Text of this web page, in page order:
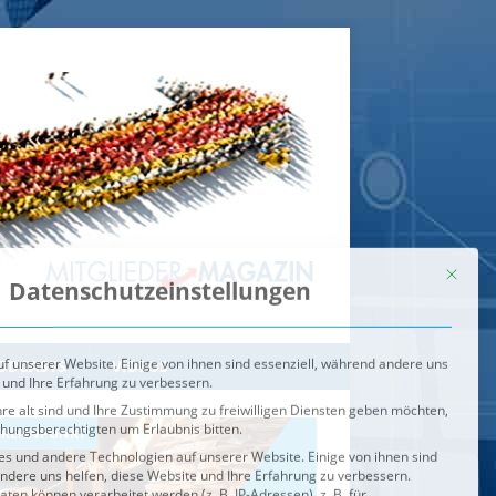
VIDEOS
unserer Website. Einige von ihnen sind essenziell, während andere uns
Ihre Erfahrung zu verbessern.
alt sind und Ihre Zustimmung zu freiwilligen Diensten geben möchten,
um Erlaubnis bitten.
und andere Technologien auf unserer Website. Einige von ihnen sind
uns helfen, diese Website und Ihre Erfahrung zu verbessern.
können verarbeitet werden (z. B. IP-Adressen), z. B. für
und Inhalte oder Anzeigen- und Inhaltsmessung.
Verwendung Ihrer Daten finden Sie in unsererDatenschutzerklärung
Service-Gruppen, für die eine Einwilligung erteilt werden
Externe Medien
Speichern
Alle akzeptieren